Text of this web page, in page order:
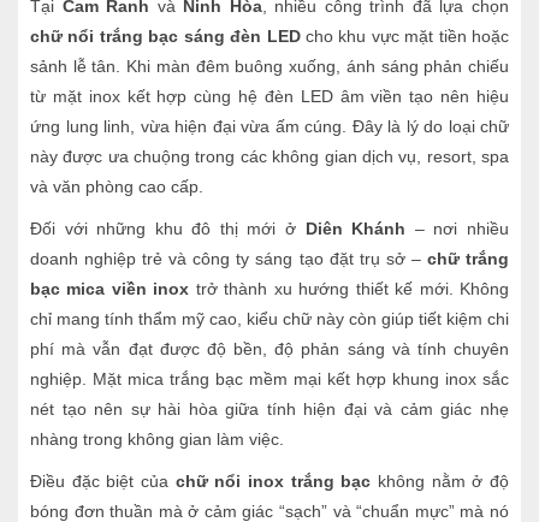
Tại Cam Ranh và Ninh Hòa, nhiều công trình đã lựa chọn
chữ nổi trắng bạc sáng đèn LEDcho khu vực mặt tiền hoặc
sảnh lễ tân. Khi màn đêm buông xuống, ánh sáng phản chiếu
từ mặt inox kết hợp cùng hệ đèn LED âm viền tạo nên hiệu
ứng lung linh, vừa hiện đại vừa ấm cúng. Đây là lý do loại chữ
này được ưa chuộng trong các không gian dịch vụ, resort, spa
và văn phòng cao cấp.
Đối với những khu đô thị mới ở Diên Khánh – nơi nhiều
doanh nghiệp trẻ và công ty sáng tạo đặt trụ sở – chữ trắng
bạc mica viền inox trở thành xu hướng thiết kế mới. Không
chỉ mang tính thẩm mỹ cao, kiểu chữ này còn giúp tiết kiệm chi
phí mà vẫn đạt được độ bền, độ phản sáng và tính chuyên
nghiệp. Mặt mica trắng bạc mềm mại kết hợp khung inox sắc
nét tạo nên sự hài hòa giữa tính hiện đại và cảm giác nhẹ
nhàng trong không gian làm việc.
Điều đặc biệt của chữ nổi inox trắng bạc không nằm ở độ
bóng đơn thuần mà ở cảm giác “sạch” và “chuẩn mực” mà nó